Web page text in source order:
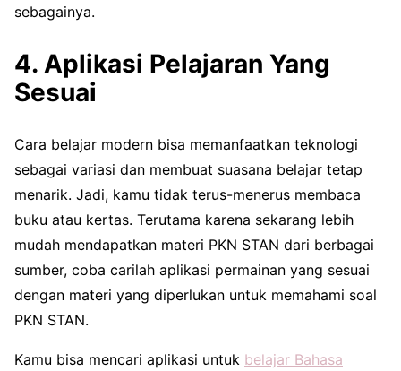
sebagainya.
4. Aplikasi Pelajaran Yang
Sesuai
Cara belajar modern bisa memanfaatkan teknologi
sebagai variasi dan membuat suasana belajar tetap
menarik. Jadi, kamu tidak terus-menerus membaca
buku atau kertas. Terutama karena sekarang lebih
mudah mendapatkan materi PKN STAN dari berbagai
sumber, coba carilah aplikasi permainan yang sesuai
dengan materi yang diperlukan untuk memahami soal
PKN STAN.
Kamu bisa mencari aplikasi untuk belajar Bahasa